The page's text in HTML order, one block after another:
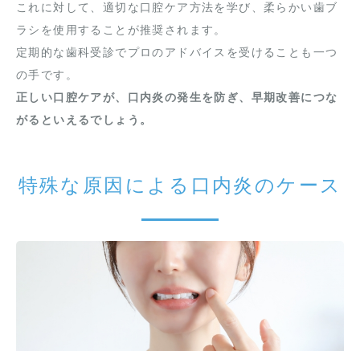
これに対して、適切な口腔ケア方法を学び、柔らかい歯ブ
ラシを使用することが推奨されます。
定期的な歯科受診でプロのアドバイスを受けることも一つ
の手です。
正しい口腔ケアが、口内炎の発生を防ぎ、早期改善につな
がるといえるでしょう。
特殊な原因による口内炎のケース